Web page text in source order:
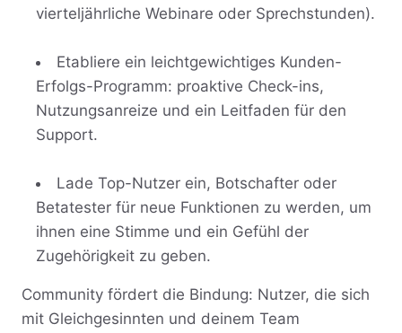
vierteljährliche Webinare oder Sprechstunden).
Etabliere ein leichtgewichtiges Kunden-
Erfolgs-Programm: proaktive Check-ins,
Nutzungsanreize und ein Leitfaden für den
Support.
Lade Top-Nutzer ein, Botschafter oder
Betatester für neue Funktionen zu werden, um
ihnen eine Stimme und ein Gefühl der
Zugehörigkeit zu geben.
Community fördert die Bindung: Nutzer, die sich
mit Gleichgesinnten und deinem Team